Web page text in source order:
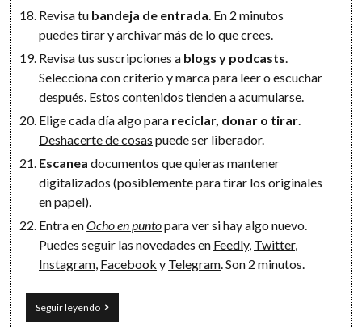
Revisa tu bandeja de entrada . En 2 minutos
puedes tirar y archivar más de lo que crees.
Revisa tus suscripciones a blogs y podcasts
Selecciona con criterio y marca para leer o escuchar
después. Estos contenidos tienden a acumularse.
Elige cada día algo para reciclar, donar o tirar
Deshacerte de cosas puede ser liberador.
Escanea documentos que quieras mantener
digitalizados (posiblemente para tirar los originales
en papel).
Entra enOcho en puntopara ver si hay algo nuevo.
Puedes seguir las novedades en Feedly, Twitter,
Instagram Facebook y Telegram . Son 2 minutos.
Seguir leyendo22
microhábitos